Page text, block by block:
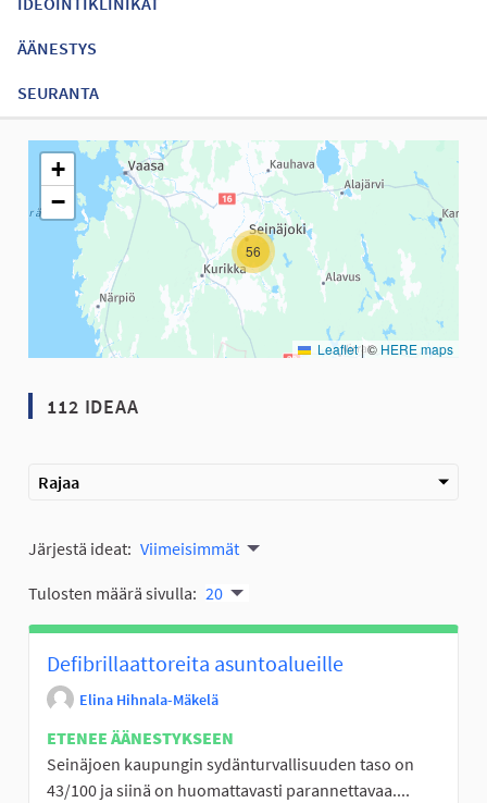
ÄÄNESTYS
SEURANTA
Seuraavassa elementissä on kartta, joka esittää tämän
56
+
−
Leaflet |© HERE maps
112 IDEAA
Rajaa
Järjestä ideat: Viimeisimmät
Tulosten määrä sivulla: 20
Defibrillaattoreita asuntoalueille
Elina Hihnala-Mäkelä
ETENEE ÄÄNESTYKSEEN
Seinäjoen kaupungin sydänturvallisuuden taso on
43/100 ja siinä on huomattavasti parannettavaa....